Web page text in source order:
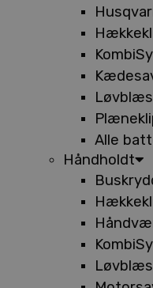
Alle
Håndholdt